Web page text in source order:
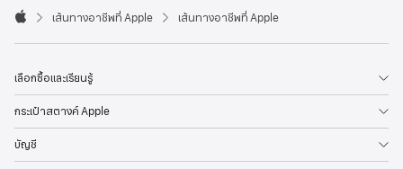
t
r

p
l
เส้นทางอาชีพที่ Apple เส้นทางอาชีพที่ Apple
เลือกซื้อและเรียนรู้
กระเป๋าสตางค์ Apple
บัญชี